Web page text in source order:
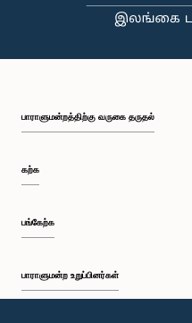
பாராளுமன்றத்திற்கு வருகை தருதல்
கற்க
பங்கேற்க
பாராளுமன்ற உறுப்பினர்கள்